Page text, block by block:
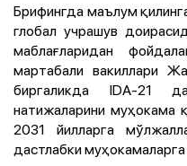
Брифингда маълум
глобал учрашув
маблағларидан
мартабали вакиллари
биргаликда IDA-21
натижаларини муҳокама
2031 йилларга
дастлабки